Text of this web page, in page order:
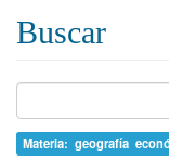
Buscar
Materia: geografía